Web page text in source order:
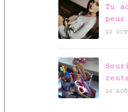
Tu
peur
22
26